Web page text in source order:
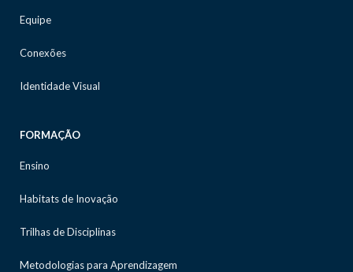
Equipe
Conexões
Identidade Visual
FORMAÇÃO
Ensino
Habitats de Inovação
Trilhas de Disciplinas
Metodologias para Aprendizagem